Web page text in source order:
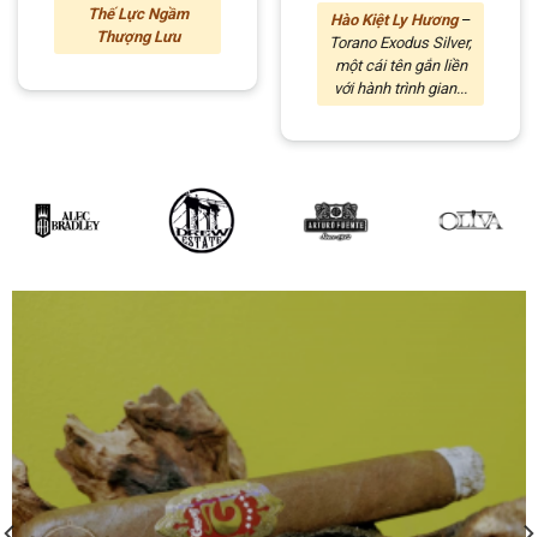
Thế Lực Ngầm
Thượng Lưu
Hào Kiệt Ly Hương–
Torano Exodus Silver,
một cái tên gắn liền
với hành trình gian...